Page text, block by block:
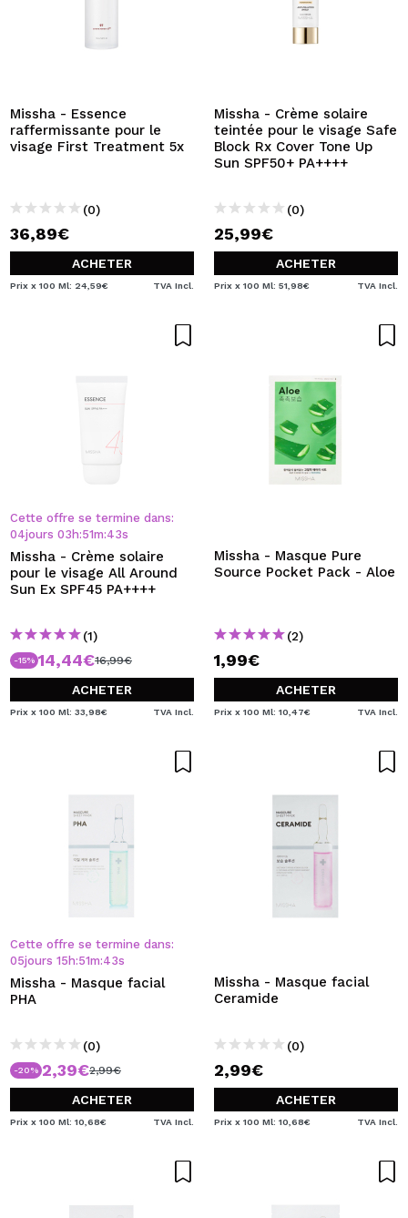
Missha - Essence
raffermissante pour le
visage First Treatment 5x
(0)
36,89€
ACHETER
Prix x 100 Ml: 24,59€ TVA Incl.
Missha - Crème solaire
teintée pour le visage Safe
Block Rx Cover Tone Up
Sun SPF50+ PA++++
(0)
25,99€
ACHETER
Prix x 100 Ml: 51,98€ TVA Incl.
Cette offre se termine dans:
04jours 03 h:51m:43s
Missha - Crème solaire
pour le visage All Around
Sun Ex SPF45 PA++++
(1)
-15% 14,44€16,99€
ACHETER
Prix x 100 Ml: 33,98€ TVA Incl.
Missha - Masque Pure
Source Pocket Pack - Aloe
(2)
1,99€
ACHETER
Prix x 100 Ml: 10,47€ TVA Incl.
Cette offre se termine dans:
05jours 15 h:51m:43s
Missha - Masque facial
PHA
(0)
-20% 2,39€2,99€
ACHETER
Prix x 100 Ml: 10,68€ TVA Incl.
Missha - Masque facial
Ceramide
(0)
2,99€
ACHETER
Prix x 100 Ml: 10,68€ TVA Incl.